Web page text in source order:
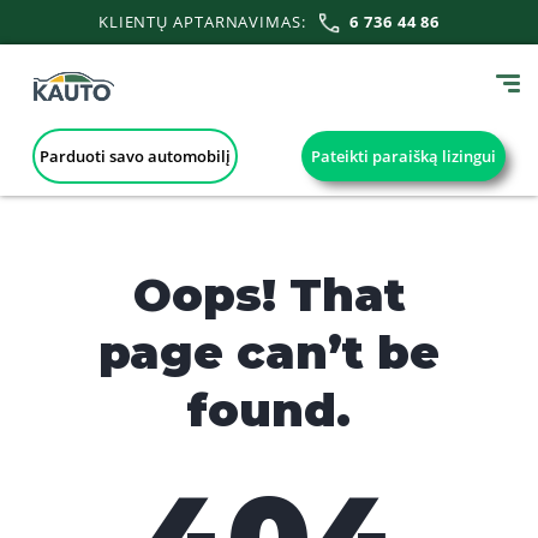
KLIENTŲ APTARNAVIMAS: 6 736 44 86
Parduoti savo automobilį Pateikti paraišką lizingui
Oops! That
page can’t be
found.